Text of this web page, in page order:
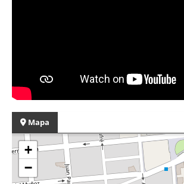
Mapa
+
−